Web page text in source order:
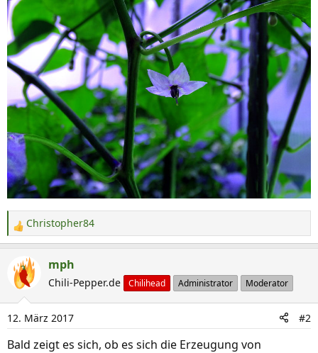
R
e
a
k
i
o
n
Christopher84
mph
Chili-Pepper.de Chilihead Administrator Moderator
12. März 2017 #2
Bald zeigt es sich, ob es sich die Erzeugung von